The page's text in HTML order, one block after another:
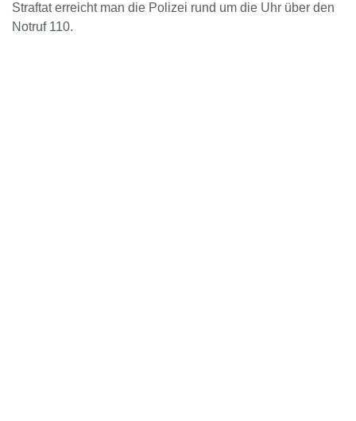
Straftat erreicht man die Polizei rund um die Uhr über den
Notruf 110.